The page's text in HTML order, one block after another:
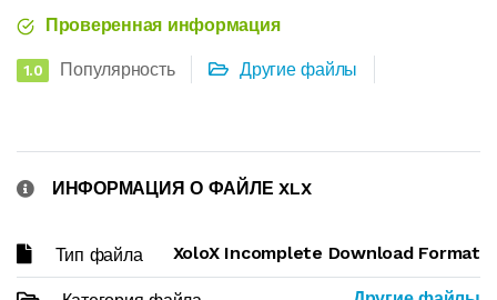
Проверенная информация
1.0 Популярность Другие файлы
ИНФОРМАЦИЯ О ФАЙЛЕ XLX
Тип файла XoloX Incomplete Download Format